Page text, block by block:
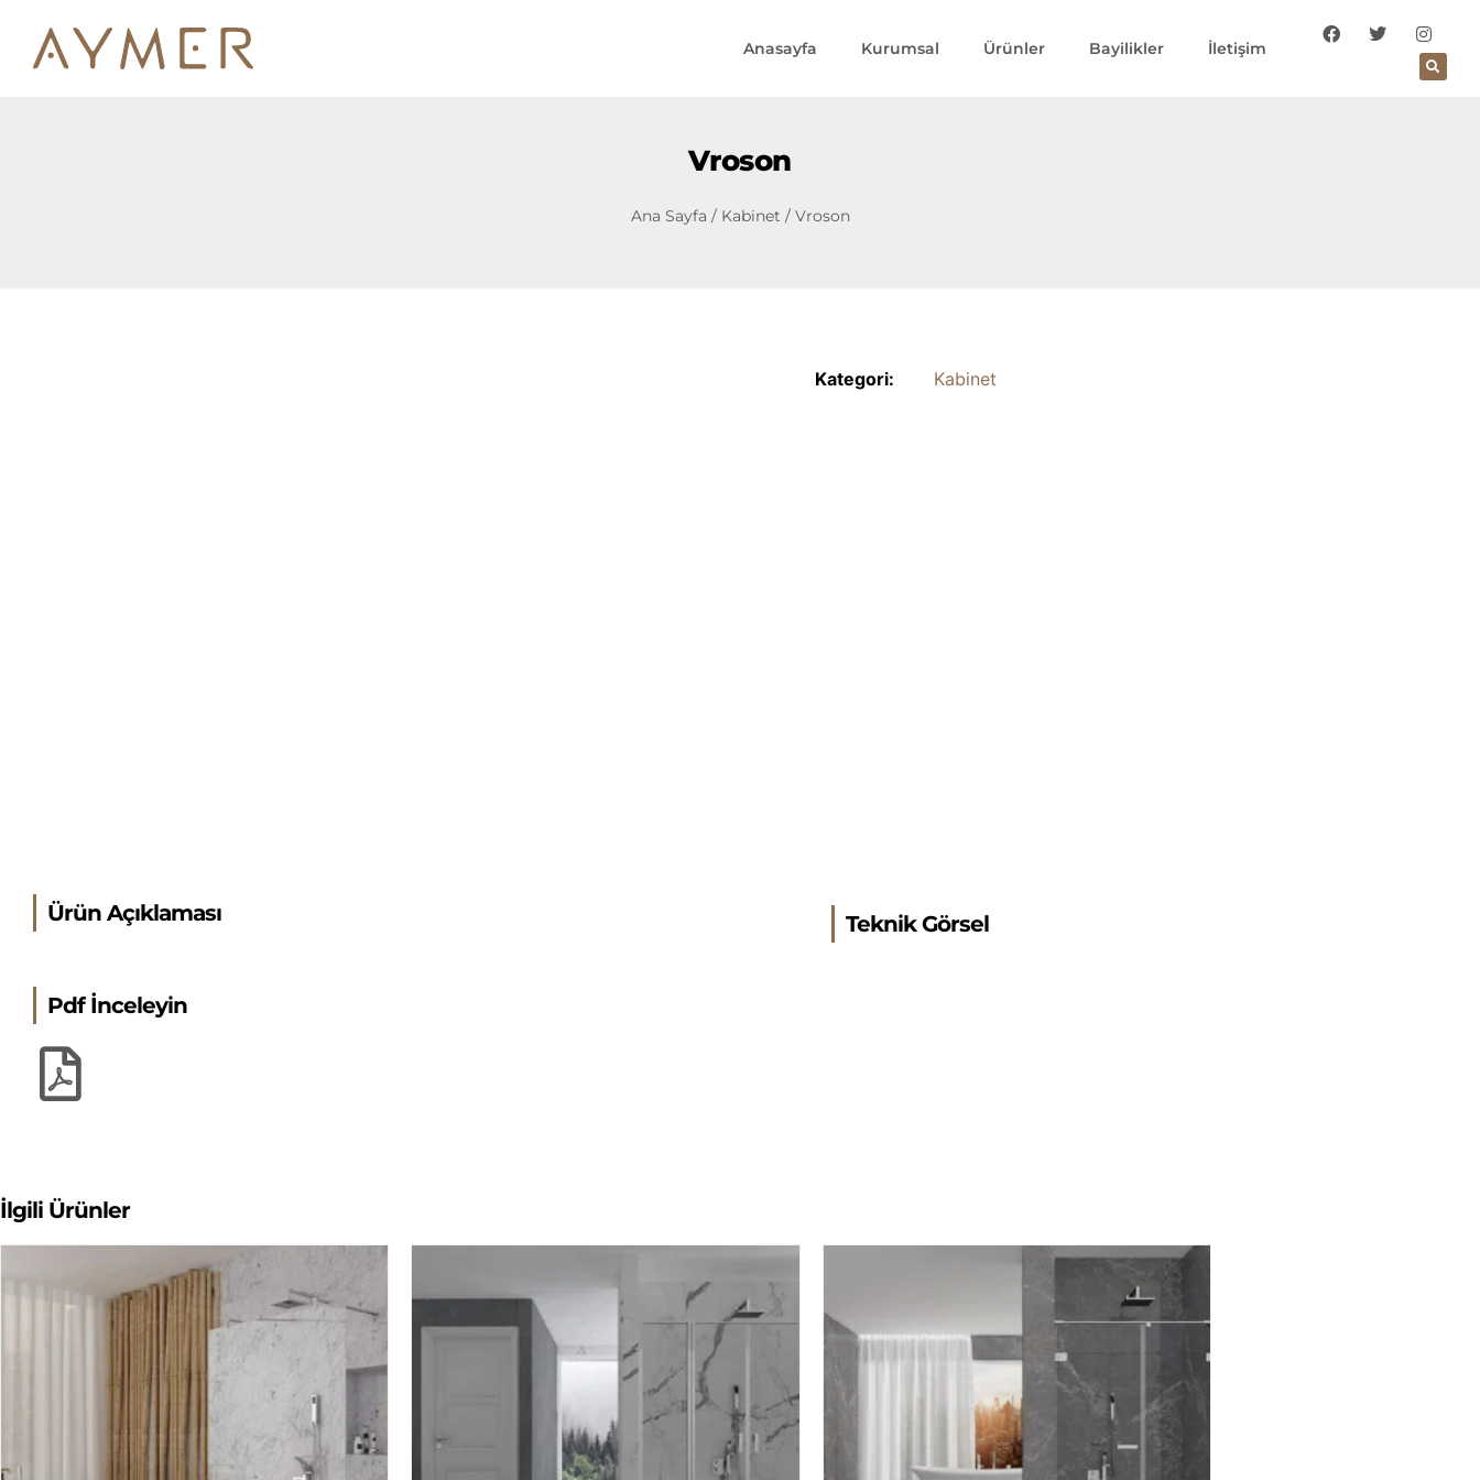
Anasayfa Kurumsal Ürünler Bayilikler İletişim
Vroson
Ana Sayfa / Kabinet / Vroson
Kategori: Kabinet
Ürün Açıklaması
Pdf İnceleyin
Teknik Görsel
İlgili Ürünler